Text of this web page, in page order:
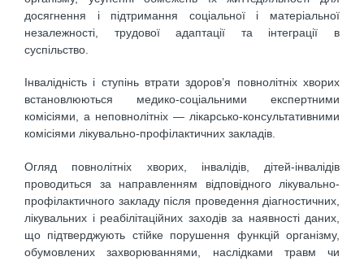
досягнення і підтримання соціальної і матеріальної
незалежності, трудової адаптації та інтеграції в
суспільство.
Інвалідність і ступінь втрати здоров’я повнолітніх хворих
встановлюються медико-соціальними експертними
комісіями, а неповнолітніх — лікарсько-консультативними
комісіями лікувально-профілактичних закладів.
Огляд повнолітніх хворих, інвалідів, дітей-інвалідів
проводиться за направленням відповідного лікувально-
профілактичного закладу після проведення діагностичних,
лікувальних і реабілітаційних заходів за наявності даних,
що підтверджують стійке порушення функцій організму,
обумовлених захворюваннями, наслідками травм чи